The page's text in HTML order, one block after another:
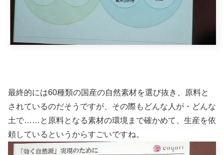
最終的には60種類の国産の自然素材を選び抜き、原料と
されているのだそうですが、その際もどんな人が・どんな
土で……と原料となる素材の環境まで確かめて、生産を依
頼しているというからすごいですね。